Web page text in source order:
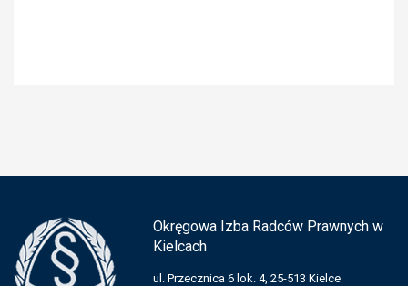
Okręgowa Izba Radców Prawnych w
Kielcach
ul. Przecznica 6 lok. 4, 25-513 Kielce